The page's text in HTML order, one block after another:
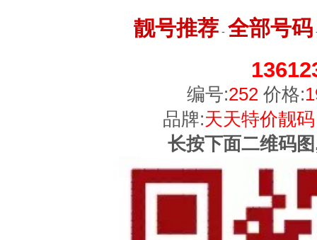
靓号推荐- 全部号码
编号:252价格:
品牌:天天特价靓码
长按下面二维码